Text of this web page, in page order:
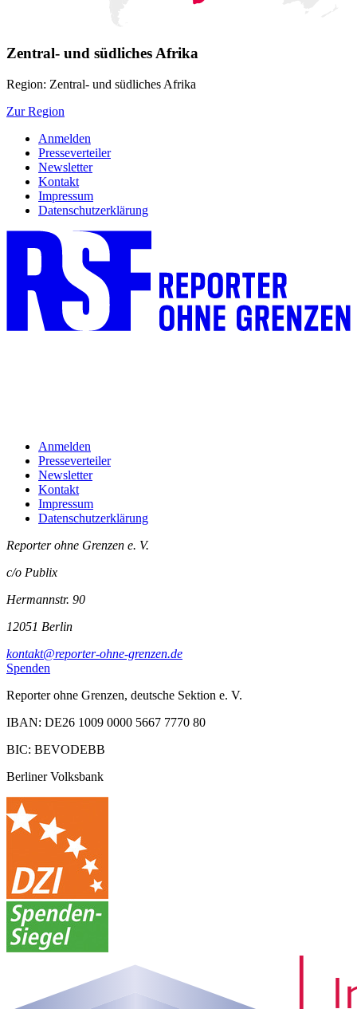
Zentral- und südliches Afrika
Region: Zentral- und südliches Afrika
Zur Region
Anmelden
Presseverteiler
Newsletter
Kontakt
Impressum
Datenschutzerklärung
Anmelden
Presseverteiler
Newsletter
Kontakt
Impressum
Datenschutzerklärung
Reporter ohne Grenzen e. V.
c/o Publix
Hermannstr. 90
12051 Berlin
kontakt@reporter-ohne-grenzen.de
Spenden
Reporter ohne Grenzen, deutsche Sektion e. V.
IBAN: DE26 1009 0000 5667 7770 80
BIC: BEVODEBB
Berliner Volksbank